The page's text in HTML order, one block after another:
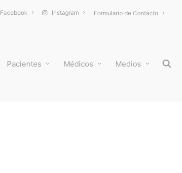
Facebook Instagram Formulario de Contacto
Pacientes Médicos Medios